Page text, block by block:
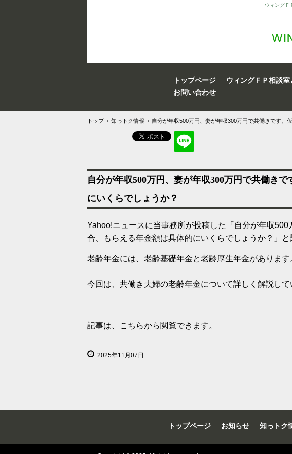
ウィングＦ
トップページ ウィングＦＰ相談室
お問い合わせ
トップ › 知っトク情報 › 自分が年収500万円、妻が年収300万円で共働きです。
自分が年収500万円、妻が年収300万円で共働き
にいくらでしょうか？
Yahoo!ニュースに当事務所が投稿した「自分が年収
合、もらえる年金額は具体的にいくらでしょうか？」と
老齢年金には、老齢基礎年金と老齢厚生年金がありま
今回は、共働き夫婦の老齢年金について詳しく解説して
記事は、 こちらから閲覧できます。
2025年11月07日
トップページ お知らせ 知っトク